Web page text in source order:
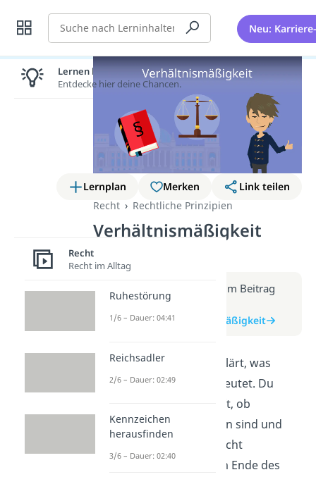
Suche Neu:
Lernplan Merken
Link teilen
Recht
Rechtliche Prinzipien
Verhältnismäßigkeit
(Video)
Weitere Infos erhältst du im Beitrag
zum Beitrag: Verhältnismäßigkeit
In diesem Video wird erklärt, was
Verhältnismäßigkeit bedeutet. Du
lernst, wie man überprüft, ob
Maßnahmen angemessen sind und
was passiert, wenn sie nicht
verhältnismäßig sind. Am Ende des
Lernen lohnt sich!
Entdecke hier deine Chancen.
Recht
Recht im Alltag
Ruhestörung
1/6 – Dauer: 04:41
Reichsadler
2/6 – Dauer: 02:49
Kennzeichen
herausfinden
3/6 – Dauer: 02:40